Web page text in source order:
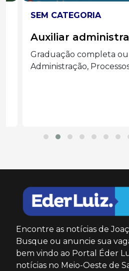
SEM CATEGORIA
Auxiliar administrado
Graduação completa ou
Administração, Processos
Encontre as notícias de
Busque ou anuncie sua
bem vindo ao Portal Éder
notícias no Meio-Oeste de